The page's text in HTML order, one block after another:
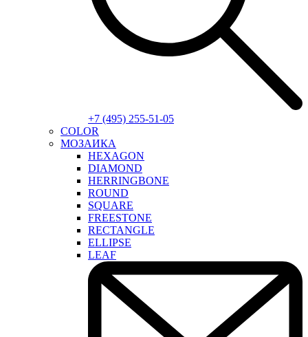
+7 (495) 255-51-05
COLOR
МОЗАИКА
HEXAGON
DIAMOND
HERRINGBONE
ROUND
SQUARE
FREESTONE
RECTANGLE
ELLIPSE
LEAF